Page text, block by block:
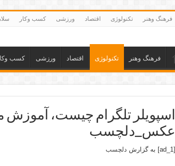
فرهنگ وهنر تکنولوژی اقتصاد ورزشی کسب وکار
فرهنگ وهنر تکنولوژی اقتصاد ورزشی کسب
اسپویلر تلگرام چیست، آموزش
عکس_دلچسب
[ad_1] به گزارش دلچسب